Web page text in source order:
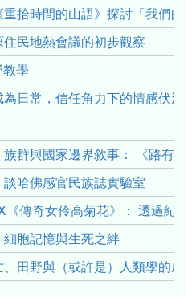
拾時間的山語》探討「我們的
民地熱會議的初步觀察
學
日常，信任角力下的情感伏流
群與國家邊界敘事： 《路有
哈佛感官民族誌實驗室
《傳奇女伶高菊花》： 透過紀
胞記憶與生死之絆
田野與（或許是）人類學的成